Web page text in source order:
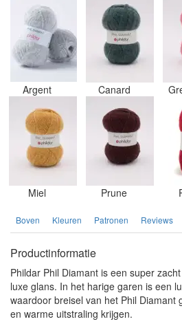
Argent Canard
Miel Prune
Boven Kleuren Patronen Reviews
Productinformatie
Phildar Phil Diamant is een super
luxe glans. In het harige garen is een
waardoor breisel van het Phil Diamant
en warme uitstraling krijgen.